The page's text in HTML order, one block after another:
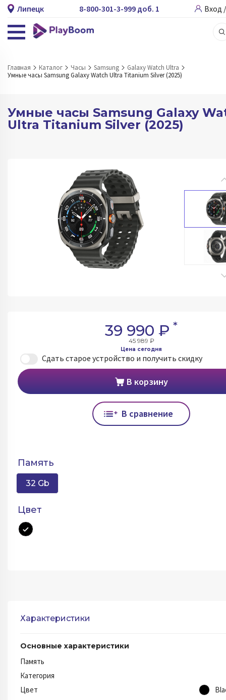
Липецк 8-800-301-3-999 доб. 1 Вход
Главная Каталог Часы Samsung
Galaxy Watch Ultra
Умные часы Samsung Galaxy Watch Ultra Titanium Silver (2025)
Умные часы Samsung Galaxy
Ultra Titanium Silver (2025)
Память
32 Gb
Цвет
39 990 ₽ *
45 989 ₽
Цена сегодня
Сдать старое устройство и получить скидку
В корзину
В сравнение
Характеристики
Основные характеристики
Память
Категория
Цвет